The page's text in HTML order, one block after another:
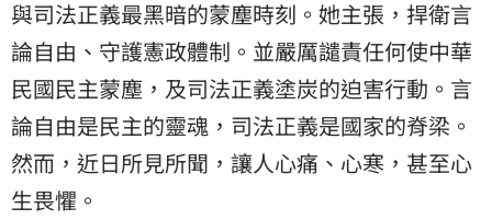
與司法正義最黑暗的蒙塵時刻。她主張，捍衛言
論自由、守護憲政體制。並嚴厲譴責任何使中華
民國民主蒙塵，及司法正義塗炭的迫害行動。言
論自由是民主的靈魂，司法正義是國家的脊梁。
然而，近日所見所聞，讓人心痛、心寒，甚至心
生畏懼。